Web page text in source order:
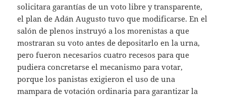
solicitara garantías de un voto libre y transparente,
el plan de Adán Augusto tuvo que modificarse. En el
salón de plenos instruyó a los morenistas a que
mostraran su voto antes de depositarlo en la urna,
pero fueron necesarios cuatro recesos para que
pudiera concretarse el mecanismo para votar,
porque los panistas exigieron el uso de una
mampara de votación ordinaria para garantizar la